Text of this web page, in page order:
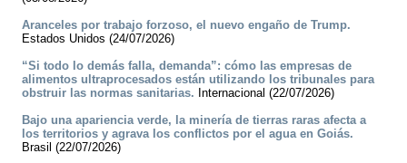
Aranceles por trabajo forzoso, el nuevo engaño de Trump.
Estados Unidos (24/07/2026)
“Si todo lo demás falla, demanda”: cómo las empresas de
alimentos ultraprocesados están utilizando los tribunales para
obstruir las normas sanitarias. Internacional (22/07/2026)
Bajo una apariencia verde, la minería de tierras raras afecta a
los territorios y agrava los conflictos por el agua en Goiás.
Brasil (22/07/2026)